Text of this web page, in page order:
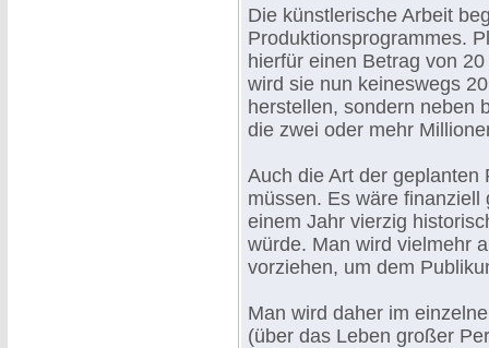
Die künstlerische Arbeit
Produktionsprogrammes.
hierfür einen Betrag von
wird sie nun keineswegs
herstellen, sondern neben
die zwei oder mehr
Auch die Art der geplanten
müssen. Es wäre
einem Jahr vierzig
würde. Man wird vielmehr
vorziehen, um dem
Man wird daher im
(über das Leben großer